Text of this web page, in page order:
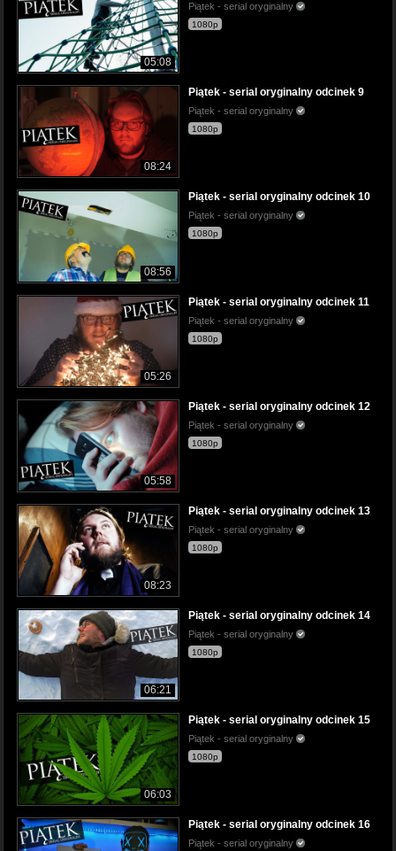
05:08
Piątek - serial oryginalny
1080p
08:24
Piątek - serial oryginalny odcinek 9
Piątek - serial oryginalny
1080p
08:56
Piątek - serial oryginalny odcinek 10
Piątek - serial oryginalny
1080p
05:26
Piątek - serial oryginalny odcinek 11
Piątek - serial oryginalny
1080p
05:58
Piątek - serial oryginalny odcinek 12
Piątek - serial oryginalny
1080p
08:23
Piątek - serial oryginalny odcinek 13
Piątek - serial oryginalny
1080p
06:21
Piątek - serial oryginalny odcinek 14
Piątek - serial oryginalny
1080p
06:03
Piątek - serial oryginalny odcinek 15
Piątek - serial oryginalny
1080p
Piątek - serial oryginalny odcinek 16
Piątek - serial oryginalny